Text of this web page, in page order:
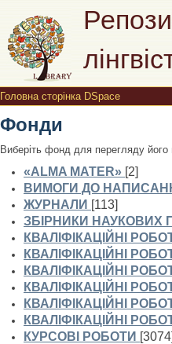
Головна сторінка
Головна сторінка DSpace
Фонди
Виберіть фонд для перегляду його
«ALMA MATER» [2]
ВИМОГИ ДО
ЖУРНАЛИ [113]
ЗБІРНИКИ НАУКОВИХ
КВАЛІФІКАЦІЙНІ
КВАЛІФІКАЦІЙНІ
КВАЛІФІКАЦІЙНІ
КВАЛІФІКАЦІЙНІ
КВАЛІФІКАЦІЙНІ
КВАЛІФІКАЦІЙНІ
КУРСОВІ РОБОТИ [3074]